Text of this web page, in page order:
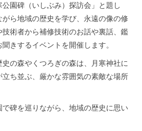
公園碑（いしぶみ）探訪会」と題し
ら地域の歴史を学び、永遠の像の修
術者から補修技術のお話や裏話、鑑
きするイベントを開催します。
の森やくつろぎの森は、月寒神社に
ち並ぶ、厳かな雰囲気の素敵な場所
碑を巡りながら、地域の歴史に思い